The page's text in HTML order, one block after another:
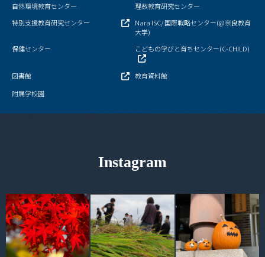
自然環境教育センター
理数教育研究センター
特別支援教育研究センター
Nara ISC/ 国際戦略センター(@奈良教育
大学)
保健センター
こどもの学びと育ちセンター(C-CHILD)
図書館
教育資料館
附属学校園
Instagram